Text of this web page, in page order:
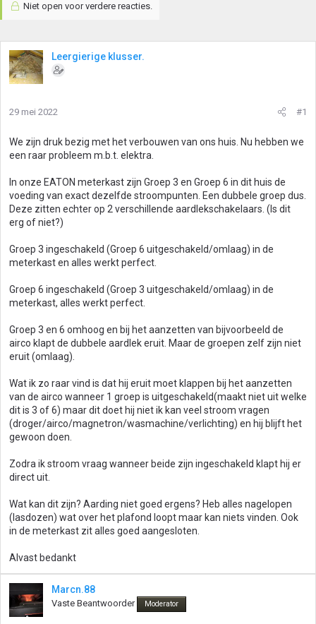
Niet open voor verdere reacties.
Leergierige klusser.
29 mei 2022 #1
We zijn druk bezig met het verbouwen van ons huis. Nu hebben we
een raar probleem m.b.t. elektra.
In onze EATON meterkast zijn Groep 3 en Groep 6 in dit huis de
voeding van exact dezelfde stroompunten. Een dubbele groep dus.
Deze zitten echter op 2 verschillende aardlekschakelaars. (Is dit
erg of niet?)
Groep 3 ingeschakeld (Groep 6 uitgeschakeld/omlaag) in de
meterkast en alles werkt perfect.
Groep 6 ingeschakeld (Groep 3 uitgeschakeld/omlaag) in de
meterkast, alles werkt perfect.
Groep 3 en 6 omhoog en bij het aanzetten van bijvoorbeeld de
airco klapt de dubbele aardlek eruit. Maar de groepen zelf zijn niet
eruit (omlaag).
Wat ik zo raar vind is dat hij eruit moet klappen bij het aanzetten
van de airco wanneer 1 groep is uitgeschakeld(maakt niet uit welke
dit is 3 of 6) maar dit doet hij niet ik kan veel stroom vragen
(droger/airco/magnetron/wasmachine/verlichting) en hij blijft het
gewoon doen.
Zodra ik stroom vraag wanneer beide zijn ingeschakeld klapt hij er
direct uit.
Wat kan dit zijn? Aarding niet goed ergens? Heb alles nagelopen
(lasdozen) wat over het plafond loopt maar kan niets vinden. Ook
in de meterkast zit alles goed aangesloten.
Alvast bedankt
Marcn.88
Vaste Beantwoorder Moderator